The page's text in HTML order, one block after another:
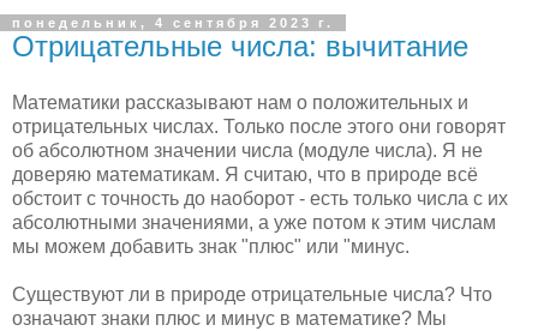
понедельник, 4 сентября 2023 г.
Отрицательные числа: вычитание
Математики рассказывают нам о положительных и
отрицательных числах. Только после этого они говорят
об абсолютном значении числа (модуле числа). Я не
доверяю математикам. Я считаю, что в природе всё
обстоит с точность до наоборот - есть только числа с их
абсолютными значениями, а уже потом к этим числам
мы можем добавить знак "плюс" или "минус.
Существуют ли в природе отрицательные числа? Что
означают знаки плюс и минус в математике? Мы